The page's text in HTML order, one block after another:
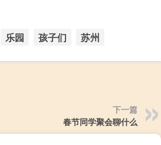
乐园 孩子们 苏州
下一篇
春节同学聚会聊什么